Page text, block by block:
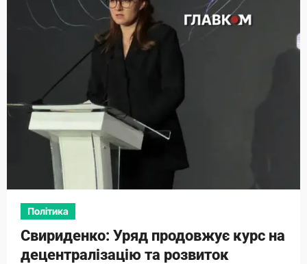
Політика
Свириденко: Уряд продовжує курс на
децентралізацію та розвиток